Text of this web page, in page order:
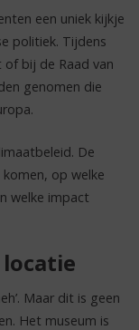
een uniek kijkje
politiek. Tijdens
of bij de Raad van
genomen die
De
op welke
welke impact
Maar dit is geen
Het museum is